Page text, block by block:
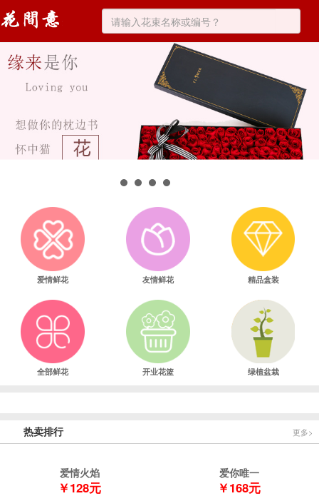
爱情鲜花 友情鲜花 精品盒装
全部鲜花 开业花篮 绿植盆栽
热卖排行 更多>
爱情火焰
￥128元
爱你唯一
￥168元